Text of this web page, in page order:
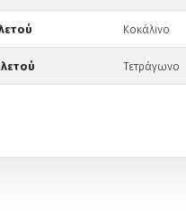
Κοκάλινο
Τετράγωνο